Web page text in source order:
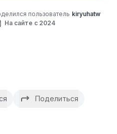
пользователь kiryuhatw
На сайте с 2024
Поделиться